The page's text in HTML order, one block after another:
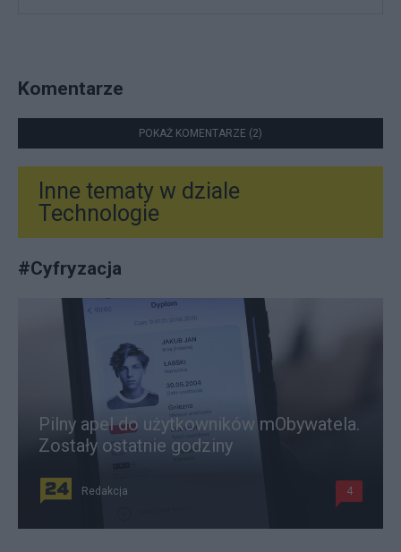
Komentarze
POKAŻ KOMENTARZE (2)
Inne tematy w dziale
Technologie
#Cyfryzacja
Pilny apel do użytkowników mObywatela.
Zostały ostatnie godziny
Redakcja 4